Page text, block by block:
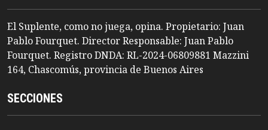
El Suplente, como no juega, opina. Propietario: Juan
Pablo Fourquet. Director Responsable: Juan Pablo
Fourquet. Registro DNDA: RL-2024-06809881 Mazzini
164, Chascomús, provincia de Buenos Aires
SECCIONES